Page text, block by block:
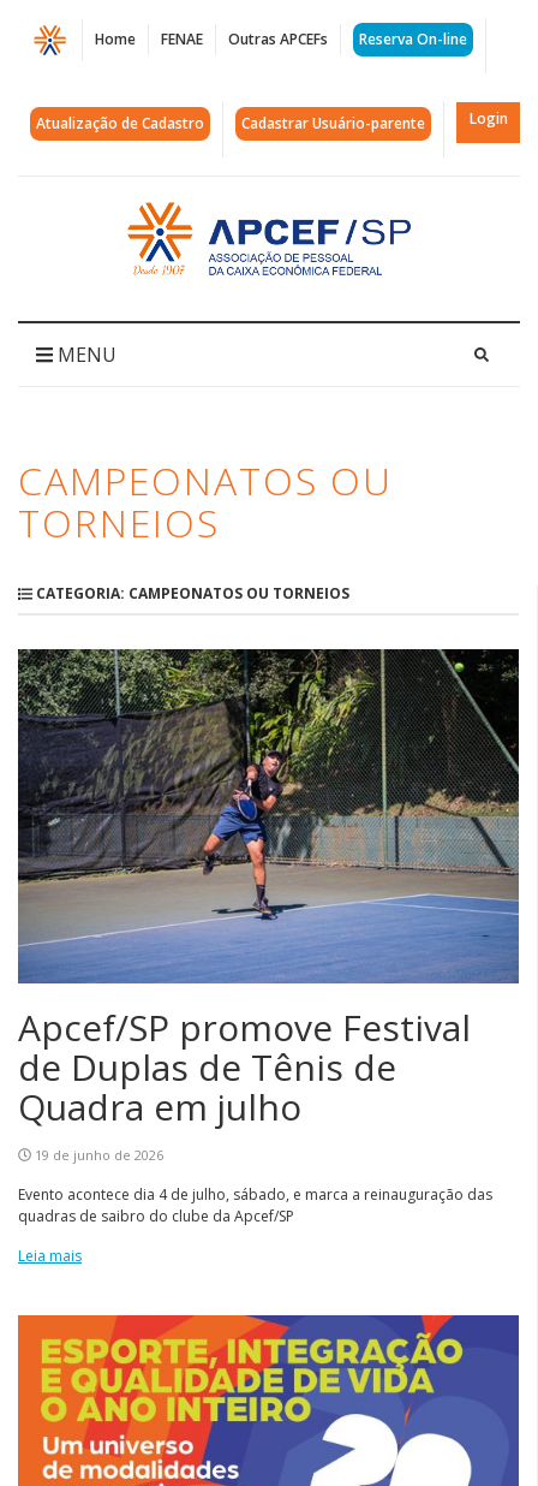
Página
Arquivos
Campeonatos
Torneios
Home FENAE Outras APCEFs Reserva On-line
Atualização de Cadastro Cadastrar Usuário-parente Login
Acessar
página
inicial
MENU
CAMPEONATOS OU
TORNEIOS
CATEGORIA: CAMPEONATOS OU TORNEIOS
Apcef/SP promove Festival
de Duplas de Tênis de
Quadra em julho
19 de junho de 2026
Evento acontece dia 4 de julho, sábado, e marca a reinauguração das
quadras de saibro do clube da Apcef/SP
Leia mais